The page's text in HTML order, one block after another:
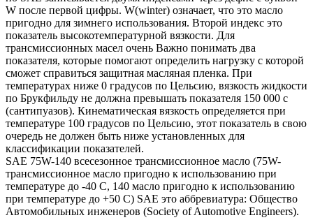
W после первой цифры. W(winter) означает, что это масло
пригодно для зимнего использования. Второй индекс это
показатель высокотемпературной вязкости. Для
трансмиссионных масел очень Важно понимать два
показателя, которые помогают определить нагрузку с которой
сможет справиться защитная масляная пленка. При
температурах ниже 0 градусов по Цельсию, вязкость жидкости
по Брукфильду не должна превышать показателя 150 000 с
(сантипуазов). Кинематическая вязкость определяется при
температуре 100 градусов по Цельсию, этот показатель в свою
очередь не должен быть ниже установленных для
классификации показателей.
SAE 75W-140 всесезонное трансмиссионное масло (75W-
трансмиссионное масло пригодно к использованию при
температуре до -40 С, 140 масло пригодно к использованию
при температуре до +50 С) SAE это аббревиатура: Общество
Автомобильных инженеров (Society of Automotive Engineers).